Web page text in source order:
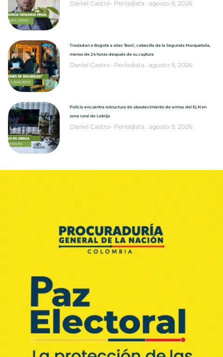
Daniel Castro- Periodista agosto 9, 2026
Trasladan a Bogotá a alias ‘Boni’, cabecilla de la Segunda Marquetalia,
menos de 24 horas después de su captura
Daniel Castro- Periodista agosto 9, 2026
Policía encuentra estructura de abastecimiento de armas del ELN en
zona rural de Lebrija
Daniel Castro- Periodista agosto 9, 2026